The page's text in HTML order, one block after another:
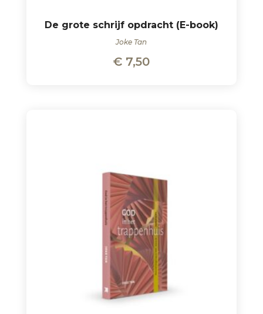
De grote schrijf opdracht (E-book)
Joke Tan
€ 7,50